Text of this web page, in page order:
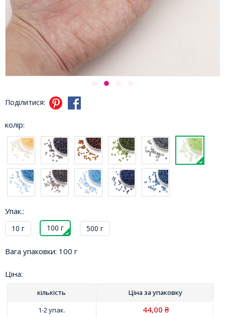
Поділитися:
колір:
Упак.:
10 г 100 г 500 г
Вага упаковки: 100 г
Ціна:
кількість Ціна заупаковку
1-2 упак.
44,00 ₴